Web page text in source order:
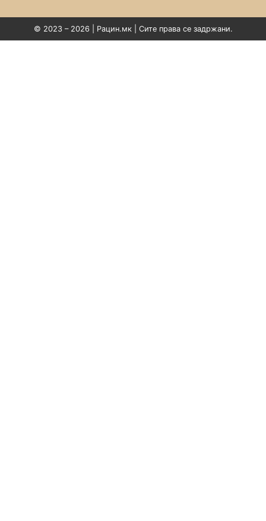
© 2023 – 2026 | Рацин.мк | Сите права се задржани.